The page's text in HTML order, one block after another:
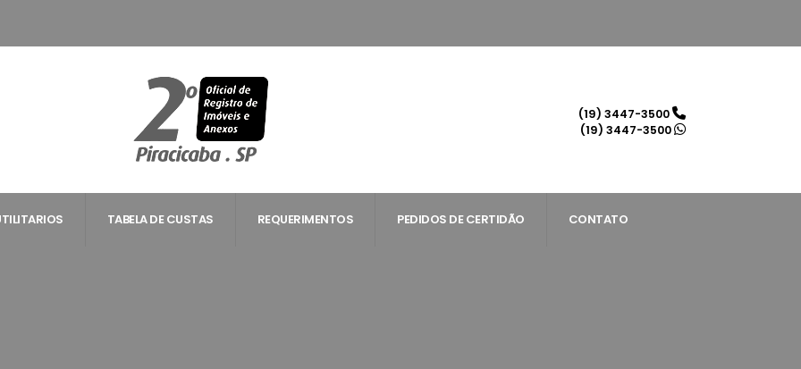
(19) 3447-3500
(19) 3447-3500
TABELA DE CUSTAS REQUERIMENTOS PEDIDOS DE CERTIDÃO CONTATO